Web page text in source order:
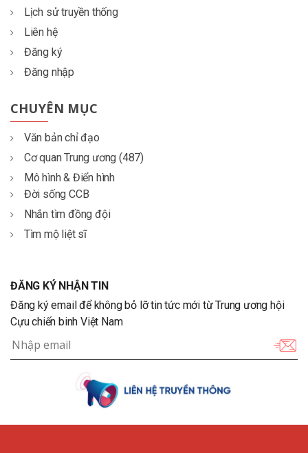
Lịch sử truyền thống
Liên hệ
Đăng ký
Đăng nhập
CHUYÊN MỤC
Văn bản chỉ đạo
Cơ quan Trung ương (487)
Mô hình & Điển hình
Đời sống CCB
Nhắn tìm đồng đội
Tìm mộ liệt sĩ
ĐĂNG KÝ NHẬN TIN
Đăng ký email để không bỏ lỡ tin tức mới từ Trung ương hội
Cựu chiến binh Việt Nam